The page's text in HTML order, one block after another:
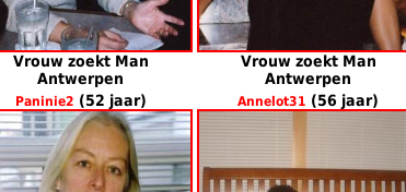
Vrouw zoekt Man
Antwerpen
Vrouw zoekt Man
Antwerpen
Paninie2 (52 jaar) Annelot31 (56 jaar)